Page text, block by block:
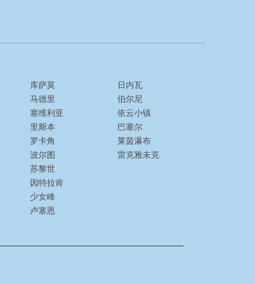
库萨莫
马德里
塞维利亚
里斯本
罗卡角
波尔图
苏黎世
因特拉肯
少女峰
卢塞恩
日内瓦
伯尔尼
依云小镇
巴塞尔
莱茵瀑布
雷克雅未克